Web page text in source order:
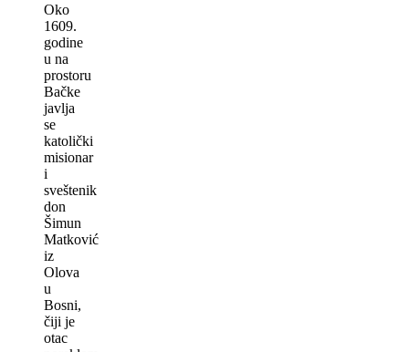
Oko
1609.
godine
u na
prostoru
Bačke
javlja
se
katolički
misionar
i
sveštenik
don
Šimun
Matković
iz
Olova
u
Bosni,
čiji je
otac